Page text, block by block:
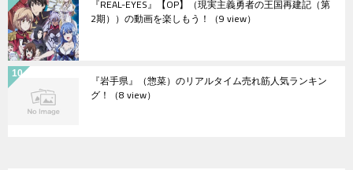
『REAL-EYES』【OP】（現実主義勇者の王国再建記（第
2期））の動画を楽しもう！ （9 view）
『岩手県』（惣菜）のリアルタイム売れ筋人気ランキン
グ！ （8 view）